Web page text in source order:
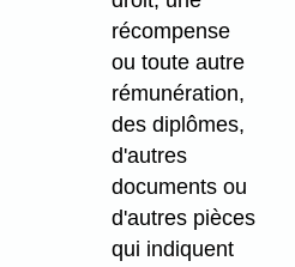
récompense
ou toute autre
rémunération,
des diplômes,
d'autres
documents ou
d'autres pièces
qui indiquent